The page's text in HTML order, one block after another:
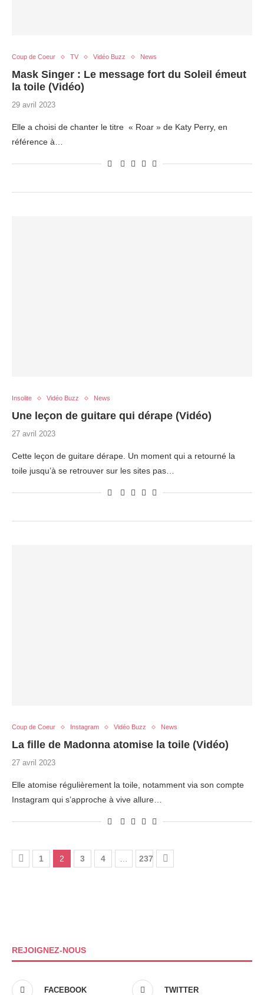
Coup de Coeur TV Vidéo Buzz News
Mask Singer : Le message fort du Soleil émeut
la toile (Vidéo)
29 avril 2023
Elle a choisi de chanter le titre « Roar » de Katy Perry, en
référence à…
Insolite Vidéo Buzz News
Une leçon de guitare qui dérape (Vidéo)
27 avril 2023
Cette leçon de guitare dérape. Un moment qui a retourné la
toile jusqu’à se retrouver sur les sites pas…
Coup de Coeur Instagram Vidéo Buzz News
La fille de Madonna atomise la toile (Vidéo)
27 avril 2023
Elle atomise régulièrement la toile, notamment via son compte
Instagram qui s’approche à vive allure…
1 2 3 4 237
REJOIGNEZ-NOUS
FACEBOOK TWITTER